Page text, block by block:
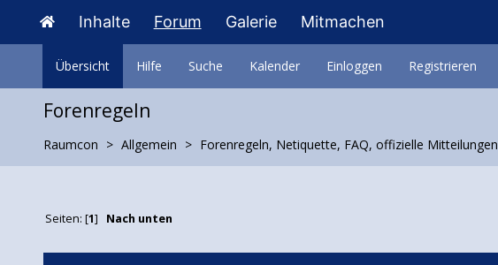
Inhalte Forum Galerie Mitmachen
Übersicht Hilfe Suche Kalender Einloggen Registrieren
Forenregeln
Raumcon Allgemein Forenregeln, Netiquette, FAQ, offizielle Mitteilungen
Seiten: [1] Nach unten